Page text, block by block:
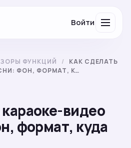
Войти
ФУНКЦИЙ /
КАК СДЕЛАТЬ
ФОН, ФОРМАТ, К…
видео
формат, куда